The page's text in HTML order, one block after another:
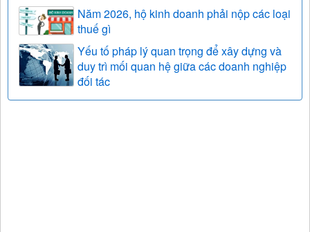
Năm 2026, hộ kinh doanh phải nộp các loại
thuế gì
Yếu tố pháp lý quan trọng để xây dựng và
duy trì mối quan hệ giữa các doanh nghiệp
đối tác